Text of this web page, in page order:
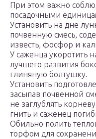
При этом важно
посадочными
Установить на дне
почвенную смесь,
известь, фосфор и
У саженца укоротить
лучшего развития
глиняную болтушку.
Установить
засыпав почвенной
не заглублять
гнить и саженец
Обильно полить
торфом для